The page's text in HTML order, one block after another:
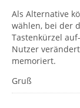
Als Alternative
wählen, bei der
Tastenkürzel
Nutzer
memoriert.
Gruß